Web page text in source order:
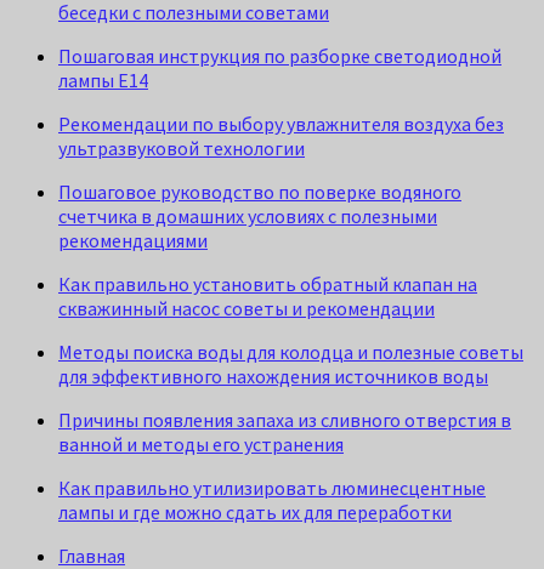
беседки с полезными советами
Пошаговая инструкция по разборке светодиодной
лампы E14
Рекомендации по выбору увлажнителя воздуха без
ультразвуковой технологии
Пошаговое руководство по поверке водяного
счетчика в домашних условиях с полезными
рекомендациями
Как правильно установить обратный клапан на
скважинный насос советы и рекомендации
Методы поиска воды для колодца и полезные советы
для эффективного нахождения источников воды
Причины появления запаха из сливного отверстия в
ванной и методы его устранения
Как правильно утилизировать люминесцентные
лампы и где можно сдать их для переработки
Главная